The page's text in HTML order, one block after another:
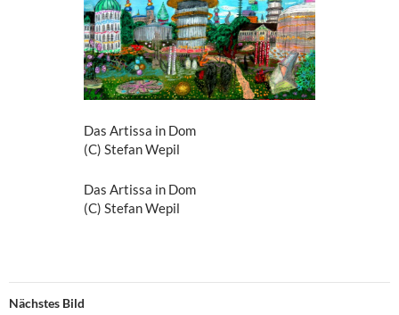
Das Artissa in Dom
(C) Stefan Wepil
Das Artissa in Dom
(C) Stefan Wepil
Nächstes Bild